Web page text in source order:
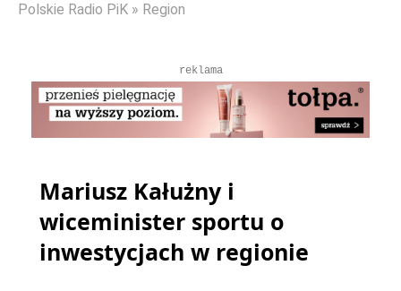
Polskie Radio PiK Region
reklama
Mariusz Kałużny i
wiceminister sportu o
inwestycjach w regionie